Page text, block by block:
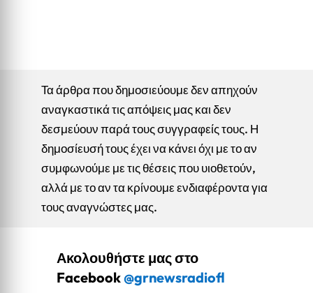
Τα άρθρα που δημοσιεύουμε δεν απηχούν
αναγκαστικά τις απόψεις μας και δεν
δεσμεύουν παρά τους συγγραφείς τους. Η
δημοσίευσή τους έχει να κάνει όχι με το αν
συμφωνούμε με τις θέσεις που υιοθετούν,
αλλά με το αν τα κρίνουμε ενδιαφέροντα για
τους αναγνώστες μας.
Ακολουθήστε μας στο
Facebook@grnewsradiofl